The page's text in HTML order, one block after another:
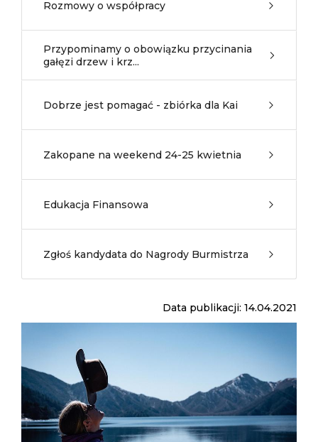
Rozmowy o współpracy
Przypominamy o obowiązku przycinania
gałęzi drzew i krz...
Dobrze jest pomagać - zbiórka dla Kai
Zakopane na weekend 24-25 kwietnia
Edukacja Finansowa
Zgłoś kandydata do Nagrody Burmistrza
Data publikacji: 14.04.2021